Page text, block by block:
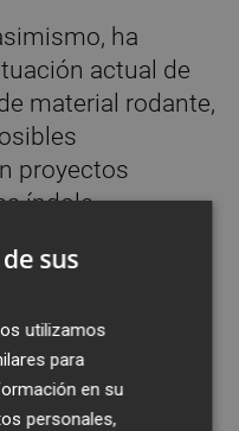
ha
actual de
material rodante,
proyectos
índole.
del acuerdo
en
de realizar
turismo de
sus
utilizamos
para
en su
personales,